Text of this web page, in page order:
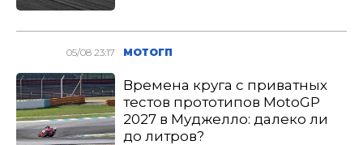
05/08 23:17 МОТОГП
Времена круга с приватных
тестов прототипов MotoGP
2027 в Муджелло: далеко ли
до литров?